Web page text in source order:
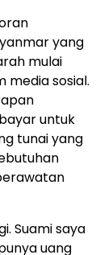
yang
mulai
media sosial.
untuk
tunai yang
Suami saya
uang